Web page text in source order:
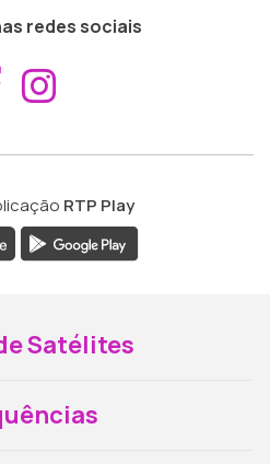
redes sociais
Aceder ao
RTP Play
Satélites